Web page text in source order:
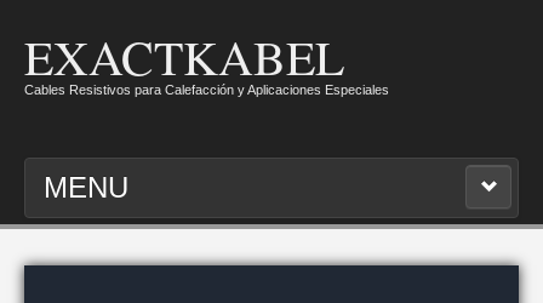
EXACTKABEL
Cables Resistivos para Calefacción y Aplicaciones Especiales
MENU